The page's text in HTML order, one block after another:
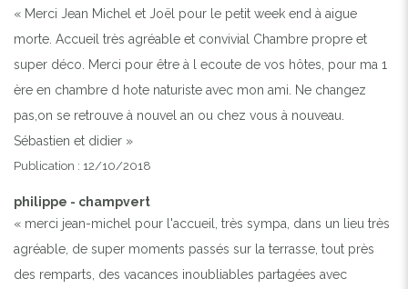
« Merci Jean Michel et Joël pour le petit week end à aigue
morte. Accueil très agréable et convivial Chambre propre et
super déco. Merci pour être à l ecoute de vos hôtes, pour ma 1
ère en chambre d hote naturiste avec mon ami. Ne changez
pas,on se retrouve à nouvel an ou chez vous à nouveau.
Sébastien et didier »
Publication : 12/10/2018
philippe - champvert
« merci jean-michel pour l'accueil, très sympa, dans un lieu très
agréable, de super moments passés sur la terrasse, tout près
des remparts, des vacances inoubliables partagées avec